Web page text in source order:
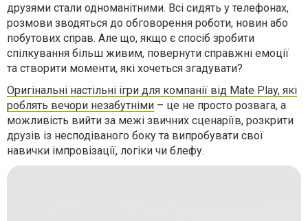
друзями стали одноманітними. Всі сидять у телефонах,
розмови зводяться до обговорення роботи, новин або
побутових справ. Але що, якщо є спосіб зробити
спілкування більш живим, повернути справжні емоції
та створити моменти, які хочеться згадувати?
Оригінальні настільні ігри для компанії від Mate Play, які
роблять вечори незабутніми – це не просто розвага, а
можливість вийти за межі звичних сценаріїв, розкрити
друзів із несподіваного боку та випробувати свої
навички імпровізації, логіки чи блефу.